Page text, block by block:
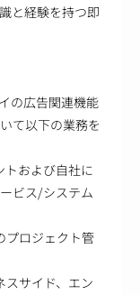
と経験を持つ即
の広告関連機能
て以下の業務を
トおよび自社に
ビス/システム
プロジェクト管
スサイド、エン